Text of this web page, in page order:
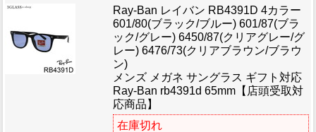
Ray-Ban レイバン RB4391D 4カラー
601/80(ブラック/ブルー) 601/87(ブラ
ック/グレー) 6450/87(クリアグレー/グ
レー) 6476/73(クリアブラウン/ブラウ
ン)
メンズ メガネ サングラス ギフト対応
Ray-Ban rb4391d 65mm【店頭受取対
応商品】
在庫切れ